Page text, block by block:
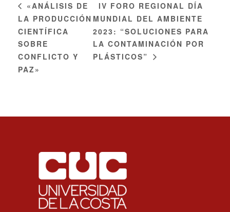
«ANÁLISIS DE
LA PRODUCCIÓN
CIENTÍFICA
SOBRE
CONFLICTO Y
PAZ»
IV FORO REGIONAL DÍA
MUNDIAL DEL AMBIENTE
2023: “SOLUCIONES PARA
LA CONTAMINACIÓN POR
PLÁSTICOS”